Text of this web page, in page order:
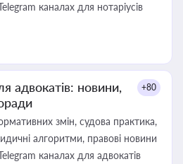
каналах для нотаріусів
адвокатів: новини,
+80
змін, судова практика,
алгоритми, правові новини
каналах для адвокатів